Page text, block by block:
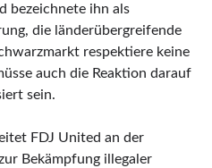
bezeichnete ihn als
die länderübergreifende
respektiere keine
auch die Reaktion darauf
sein.
FDJ United an der
Bekämpfung illegaler